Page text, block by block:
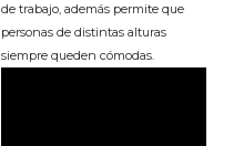
de trabajo, además permite que
personas de distintas alturas
siempre queden cómodas.